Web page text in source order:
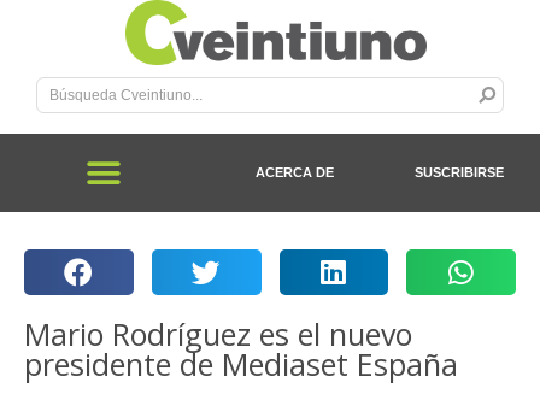
ACERCA DE SUSCRIBIRSE
Mario Rodríguez es el nuevo
presidente de Mediaset España